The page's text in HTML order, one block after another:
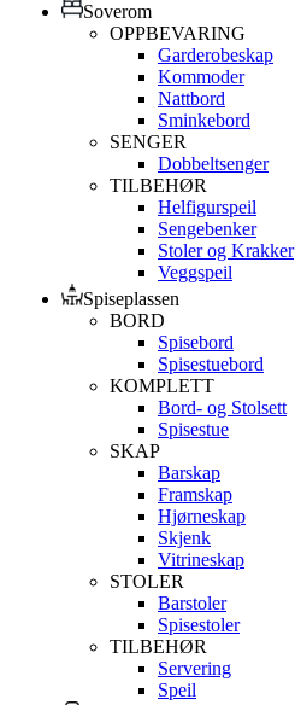
Soverom
OPPBEVARING
Garderobeskap
Kommoder
Nattbord
Sminkebord
SENGER
Dobbeltsenger
TILBEHØR
Helfigurspeil
Sengebenker
Stoler og Krakker
Veggspeil
Spiseplassen
BORD
Spisebord
Spisestuebord
KOMPLETT
Bord- og Stolsett
Spisestue
SKAP
Barskap
Framskap
Hjørneskap
Skjenk
Vitrineskap
STOLER
Barstoler
Spisestoler
TILBEHØR
Servering
Speil